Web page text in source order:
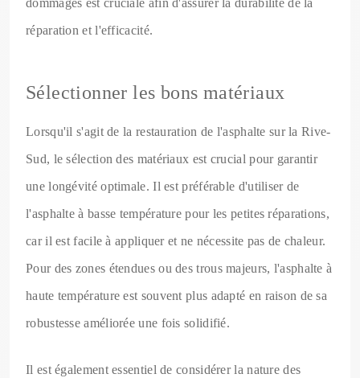
dommages est cruciale afin d'assurer la durabilité de la
réparation et l'efficacité.
Sélectionner les bons matériaux
Lorsqu'il s'agit de la restauration de l'asphalte sur la Rive-
Sud, le sélection des matériaux est crucial pour garantir
une longévité optimale. Il est préférable d'utiliser de
l'asphalte à basse température pour les petites réparations,
car il est facile à appliquer et ne nécessite pas de chaleur.
Pour des zones étendues ou des trous majeurs, l'asphalte à
haute température est souvent plus adapté en raison de sa
robustesse améliorée une fois solidifié.
Il est également essentiel de considérer la nature des